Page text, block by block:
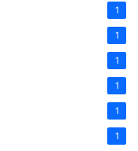
1
1
1
1
1
1